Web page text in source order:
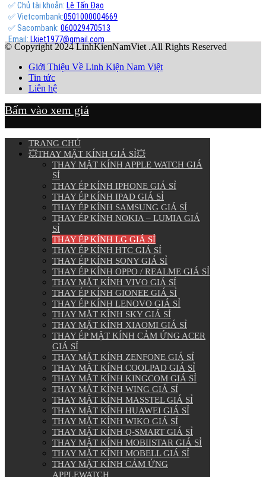
✅ Chủ tài khoản: Lê Tấn Đạo
✅ Vietcombank:0501000004669
✅ Sacombank: 060029470513
Email:Lkiet1977@gmail.com
© Copyright 2024 LinhKienNamViet .All Rights Reserved
Giới Thiệu Về Linh Kiện Nam Việt
Tin tức
Liên hệ
Bấm vào xem giá
TRANG CHỦ
💥THAY MẶT KÍNH GIÁ SỈ💥
THAY MẶT KÍNH APPLE WATCH GIÁ
SỈ
THAY ÉP KÍNH IPHONE GIÁ SỈ
THAY ÉP KÍNH IPAD GIÁ SỈ
THAY ÉP KÍNH SAMSUNG GIÁ SỈ
THAY ÉP KÍNH NOKIA – LUMIA GIÁ
SỈ
THAY ÉP KÍNH LG GIÁ SỈ
THAY ÉP KÍNH HTC GIÁ SỈ
THAY ÉP KÍNH SONY GIÁ SỈ
THAY ÉP KÍNH OPPO / REALME GIÁ SỈ
THAY MẶT KÍNH VIVO GIÁ SỈ
THAY ÉP KÍNH GIONEE GIÁ SỈ
THAY ÉP KÍNH LENOVO GIÁ SỈ
THAY MẶT KÍNH SKY GIÁ SỈ
THAY MẶT KÍNH XIAOMI GIÁ SỈ
THAY ÉP MẶT KÍNH CẢM ỨNG ACER
GIÁ SỈ
THAY MẶT KÍNH ZENFONE GIÁ SỈ
THAY MẶT KÍNH COOLPAD GIÁ SỈ
THAY MẶT KÍNH KINGCOM GIÁ SỈ
THAY MẶT KÍNH WING GIÁ SỈ
THAY MẶT KÍNH MASSTEL GIÁ SỈ
THAY MẶT KÍNH HUAWEI GIÁ SỈ
THAY MẶT KÍNH WIKO GIÁ SỈ
THAY MẶT KÍNH Q-SMART GIÁ SỈ
THAY MẶT KÍNH MOBIISTAR GIÁ SỈ
THAY MẶT KÍNH MOBELL GIÁ SỈ
THAY MẶT KÍNH CẢM ỨNG
APPLEWATCH